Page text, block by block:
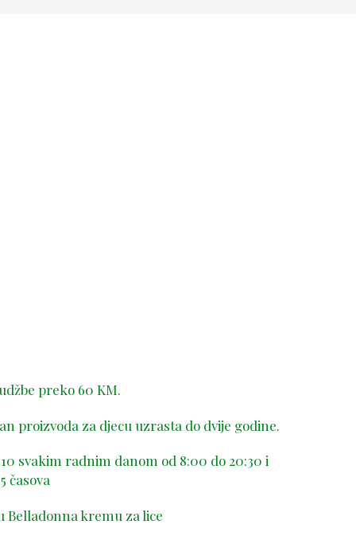
preko 60 KM.
proizvoda za djecu uzrasta do dvije godine.
svakim radnim danom od 8:00 do 20:30 i
časova
Belladonna kremu za lice